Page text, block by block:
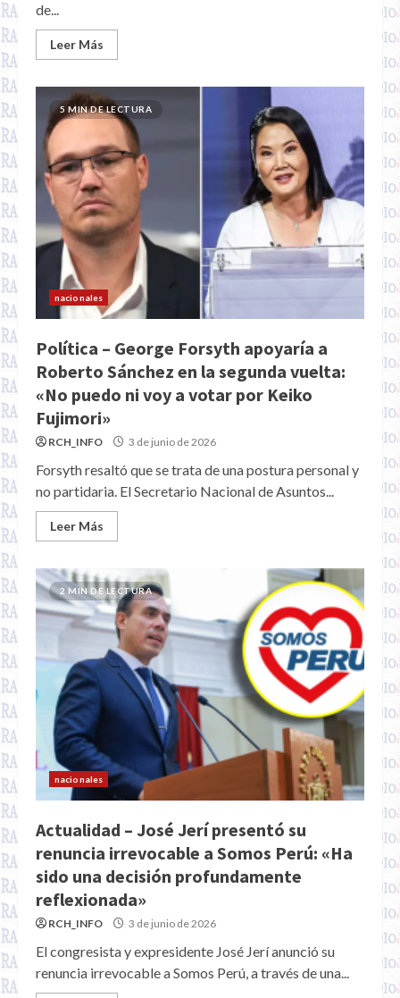
de...
Leer Más
5 MIN DE LECTURA
nacionales
Política – George Forsyth apoyaría a
Roberto Sánchez en la segunda vuelta:
«No puedo ni voy a votar por Keiko
Fujimori»
RCH_INFO 3 de junio de 2026
Forsyth resaltó que se trata de una postura personal y
no partidaria. El Secretario Nacional de Asuntos...
Leer Más
2 MIN DE LECTURA
nacionales
Actualidad – José Jerí presentó su
renuncia irrevocable a Somos Perú: «Ha
sido una decisión profundamente
reflexionada»
RCH_INFO 3 de junio de 2026
El congresista y expresidente José Jerí anunció su
renuncia irrevocable a Somos Perú, a través de una...